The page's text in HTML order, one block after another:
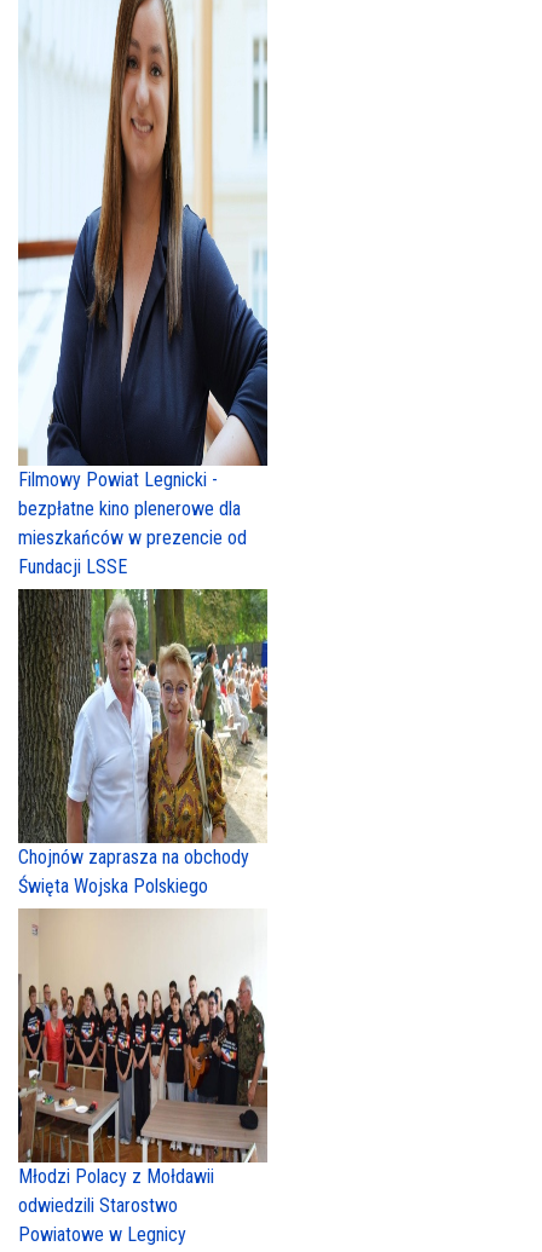
Filmowy Powiat Legnicki -
bezpłatne kino plenerowe dla
mieszkańców w prezencie od
Fundacji LSSE
Chojnów zaprasza na obchody
Święta Wojska Polskiego
Młodzi Polacy z Mołdawii
odwiedzili Starostwo
Powiatowe w Legnicy